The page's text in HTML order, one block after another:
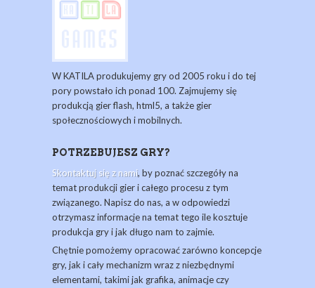
W KATILA produkujemy gry od 2005 roku i do tej
pory powstało ich ponad 100. Zajmujemy się
produkcją gier flash, html5, a także gier
społecznościowych i mobilnych.
POTRZEBUJESZ GRY?
Skontaktuj się z nami, by poznać szczegóły na
temat produkcji gier i całego procesu z tym
związanego. Napisz do nas, a w odpowiedzi
otrzymasz informacje na temat tego ile kosztuje
produkcja gry i jak długo nam to zajmie.
Chętnie pomożemy opracować zarówno koncepcje
gry, jak i cały mechanizm wraz z niezbędnymi
elementami, takimi jak grafika, animacje czy